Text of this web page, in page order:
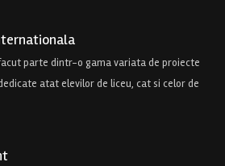
parte dintr-o gama variata de proiecte
atat elevilor de liceu, cat si celor de